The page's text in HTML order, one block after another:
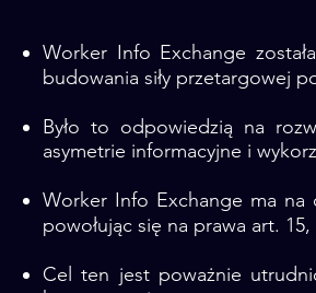
Worker Info Exchange
budowania siły przetargowej
Było to odpowiedzią na
asymetrie informacyjne i
Worker Info Exchange ma na
powołując się na prawa art.
Cel ten jest poważnie